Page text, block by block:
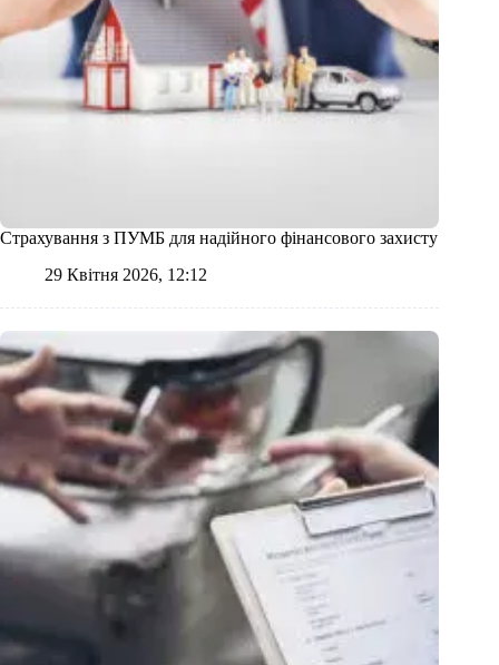
Страхування з ПУМБ для надійного фінансового захисту
29 Квітня 2026, 12:12